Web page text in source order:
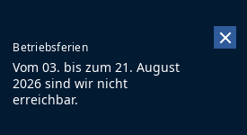
Betriebsferien
Vom 03. bis zum 21. August
2026 sind wir nicht
erreichbar.
Code of Conduct
Kontakt